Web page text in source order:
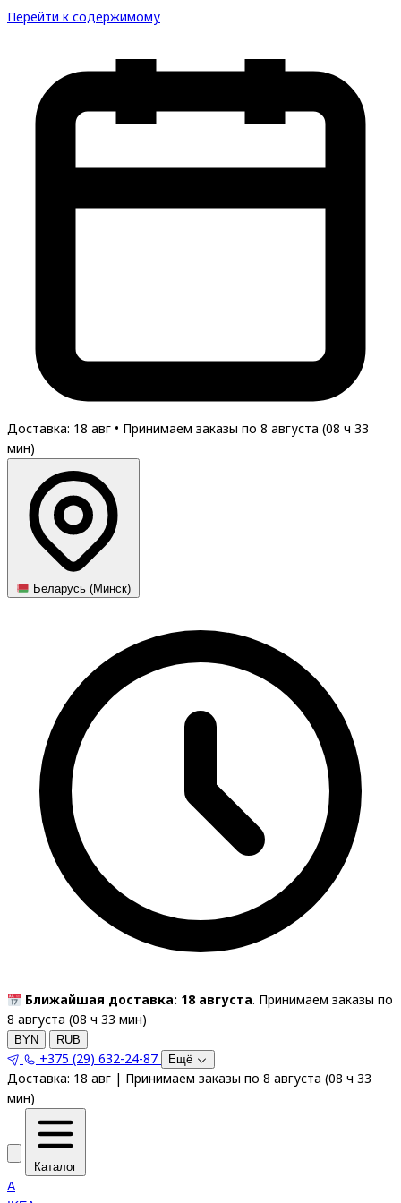
Перейти к содержимому
Доставка: 18 авг • Принимаем заказы по 8 августа (08 ч 33
мин)
Беларусь (Минск)
Ближайшая доставка: 18 августа. Принимаем заказы по
8 августа (08 ч 33 мин)
BYN RUB
+375 (29) 632-24-87 Ещё
Доставка: 18 авг | Принимаем заказы по 8 августа (08 ч 33
мин)
Каталог
A